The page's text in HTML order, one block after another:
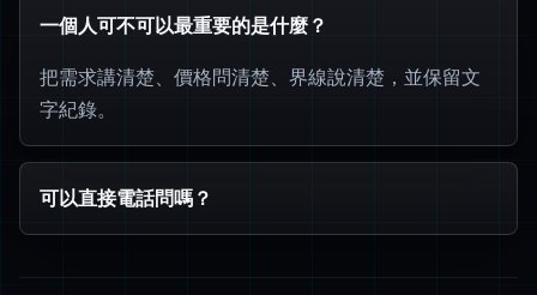
一個人可不可以最重要的是什麼？
把需求講清楚、價格問清楚、界線說清楚，並保留文
字紀錄。
可以直接電話問嗎？